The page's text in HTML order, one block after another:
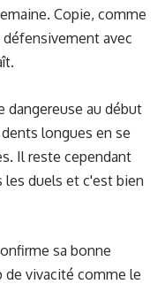
Copie, comme
avec
dangereuse au début
longues en se
Il reste cependant
les duels et c'est bien
sa bonne
vivacité comme le